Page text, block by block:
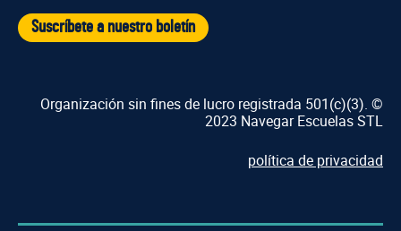
Suscríbete a nuestro boletín
Organización sin fines de lucro registrada 501(c)(3). ©
2023 Navegar Escuelas STL
política de privacidad